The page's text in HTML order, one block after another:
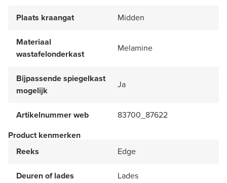
Plaats kraangat Midden
Materiaal
wastafelonderkast
Melamine
Bijpassende spiegelkast
mogelijk
Ja
Artikelnummer web
83700_87622
Product kenmerken
Reeks
Edge
Deuren of lades Lades